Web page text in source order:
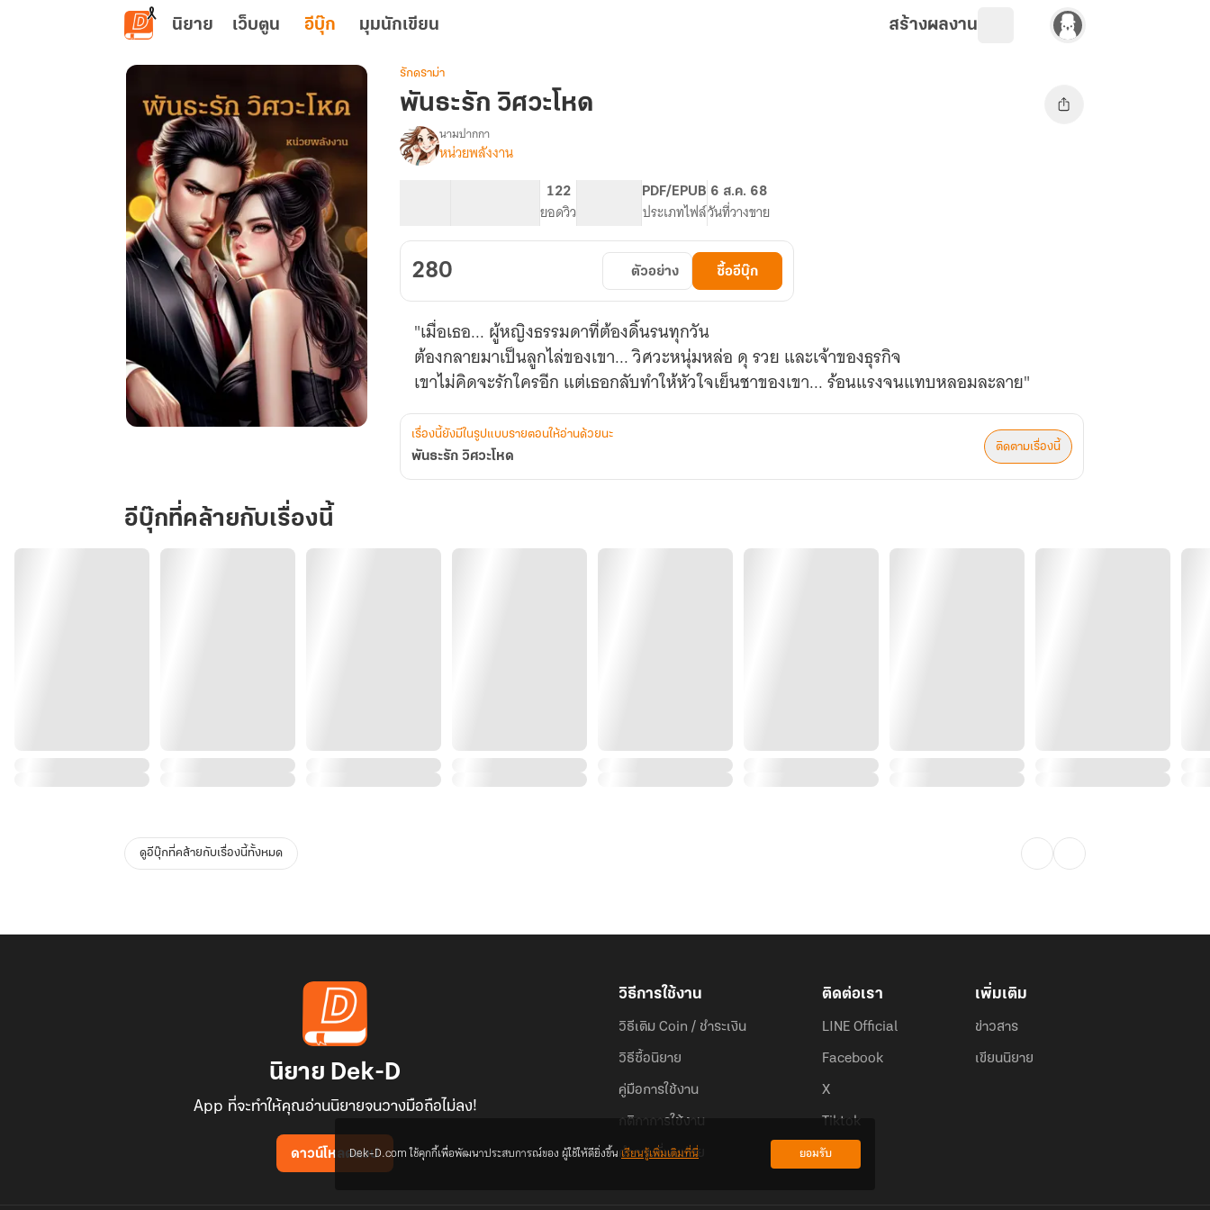
ข้ามไปยังเนื้อหาหลัก
นิยาย เว็บตูน อีบุ๊ก มุมนักเขียน สร้างผลงาน
โหด
รักดราม่า
พันธะรัก วิศวะโหด
เรื่อง
พันธะ
นามปากกา
หน่วยพลังงาน
122
ยอดวิว
PDF/EPUB
ประเภทไฟล์
6 ส.ค. 68
วันที่วางขาย
280 ตัวอย่าง ซื้ออีบุ๊ก
"เมื่อเธอ... ผู้หญิงธรรมดาที่ต้องดิ้นรนทุกวัน
ต้องกลายมาเป็นลูกไล่ของเขา... วิศวะหนุ่มหล่อ ดุ รวย และเจ้าของธุรกิจ
เขาไม่คิดจะรักใครอีก แต่เธอกลับทำให้หัวใจเย็นชาของเขา... ร้อนแรงจนแทบหลอมละลาย"
เรื่องนี้ยังมีในรูปแบบรายตอนให้อ่านด้วยนะ
พันธะรัก วิศวะโหด
ติดตามเรื่องนี้
อีบุ๊กที่คล้ายกับเรื่องนี้
ดูอีบุ๊กที่คล้ายกับเรื่องนี้ทั้งหมด
นิยาย Dek-D
App ที่จะทำให้คุณอ่านนิยายจนวางมือถือไม่ลง!
ดาวน์โหลดแอป
วิธีการใช้งาน
วิธีเติม Coin / ชำระเงิน
วิธีซื้อนิยาย
คู่มือการใช้งาน
กติกาการใช้งาน
คำถามที่พบบ่อย
ติดต่อเรา
LINE Official
Facebook
X
Tiktok
เพิ่มเติม
ข่าวสาร
เขียนนิยาย
Dek-D.com ใช้คุกกี้เพื่อพัฒนาประสบการณ์ของ ผู้ใช้ให้ดียิ่งขึ้นเรียนรู้เพิ่มเติมที่นี่ ยอมรับ